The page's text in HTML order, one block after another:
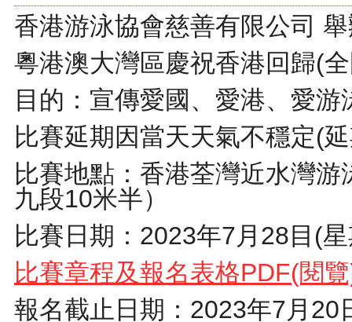
香港游泳協會慈善有限公司
粵港澳大灣區慶祝香港回歸(
目的：宣傳愛國、愛港、愛游
比賽延期因當天天氣不穩定(
比賽地點：香港荃灣近水灣
九段10米半）
比賽日期：2023年7月28目(
比賽章程及報名表格PDF(閱
報名截止日期：2023年7月20